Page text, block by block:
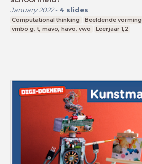
January 2022- 4 slides
Computational thinking Beeldende vorming
vmbo g, t, mavo, havo, vwo
Leerjaar 1,2